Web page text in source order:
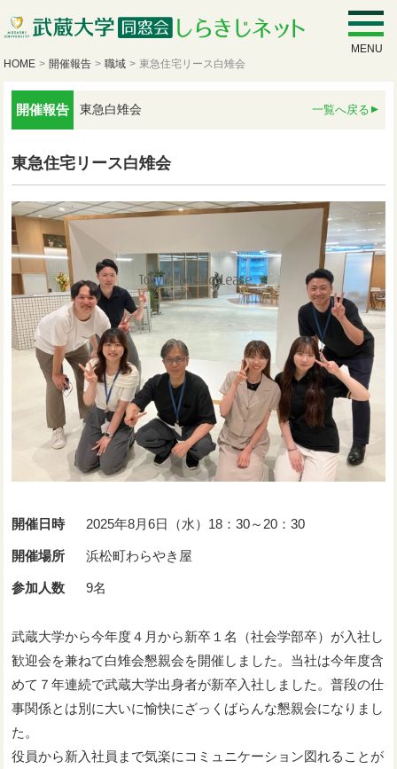
MENU
HOME > 開催報告 > 職域 > 東急住宅リース白雉会
開催報告 東急白雉会 一覧へ戻る
東急住宅リース白雉会
開催日時 2025年8月6日（水）18：30～20：30
開催場所 浜松町わらやき屋
参加人数 9名
武蔵大学から今年度４月から新卒１名（社会学部卒）が入社し
歓迎会を兼ねて白雉会懇親会を開催しました。当社は今年度含
めて７年連続で武蔵大学出身者が新卒入社しました。普段の仕
事関係とは別に大いに愉快にざっくばらんな懇親会になりまし
た。
役員から新入社員まで気楽にコミュニケーション図れることが